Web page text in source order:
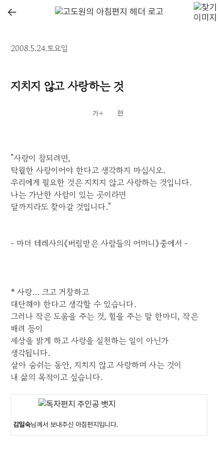
←
2008.5.24.토요일
지치지 않고 사랑하는 것
"사랑이 참되려면,
탁월한 사랑이어야 한다고 생각하지 마십시오.
우리에게 필요한 것은 지치지 않고 사랑하는 것입니다.
나는 가난한 사람이 있는 곳이라면
달까지라도 찾아갈 것입니다."
- 마더 테레사의《버림받은 사람들의 어머니》중에서 -
* 사랑... 크고 거창하고
대단해야 한다고 생각할 수 있습니다.
그러나 작은 도움을 주는 것, 힘을 주는 말 한마디, 작은
배려 등이
세상을 밝게 하고 사랑을 실천하는 일이 아닌가
생각됩니다.
살아 숨쉬는 동안, 지치지 않고 사랑하며 사는 것이
내 삶의 목적이고 싶습니다.
김일숙님께서 보내주신 아침편지입니다.